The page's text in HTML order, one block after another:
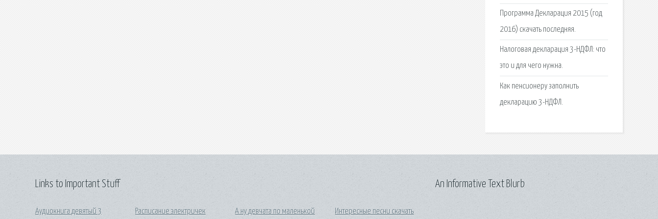
Программа Декларация 2015 (год
2016) скачать последняя.
Налоговая декларация 3-НДФЛ: что
это и для чего нужна.
Как пенсионеру заполнить
декларацию 3-НДФЛ.
Links to Important Stuff
Аудиокнига девятый 3 Расписание электричек А ну девчата по маленькой Интересные песни скачать
An Informative Text Blurb